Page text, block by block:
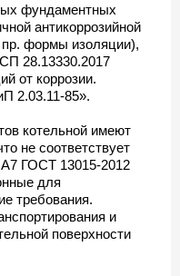
фундаментных
антикоррозийной
пр. формы изоляции),
28.13330.2017
от коррозии.
2.03.11-85».
котельной имеют
не соответствует
ГОСТ 13015-2012
для
требования.
и
поверхности